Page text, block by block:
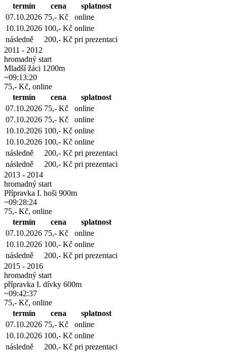
termín
cena
splatnost
07.10.2026 75,- Kč
online
10.10.2026 100,- Kč online
následně
200,- Kč pri prezentaci
2011 - 2012
hromadný start
Mladší žáci 1200m
~09:13:20
75,- Kč, online
termín
cena
splatnost
07.10.2026 75,- Kč
online
07.10.2026 75,- Kč
online
10.10.2026 100,- Kč online
10.10.2026 100,- Kč online
následně
200,- Kč pri prezentaci
následně
200,- Kč pri prezentaci
2013 - 2014
hromadný start
Přípravka I. hoši 900m
~09:28:24
75,- Kč, online
termín
cena
splatnost
07.10.2026 75,- Kč
online
10.10.2026 100,- Kč online
následně
200,- Kč pri prezentaci
2015 - 2016
hromadný start
přípravka I. dívky 600m
~09:42:37
75,- Kč, online
termín
cena
splatnost
07.10.2026 75,- Kč
online
10.10.2026 100,- Kč online
následně
200,- Kč pri prezentaci